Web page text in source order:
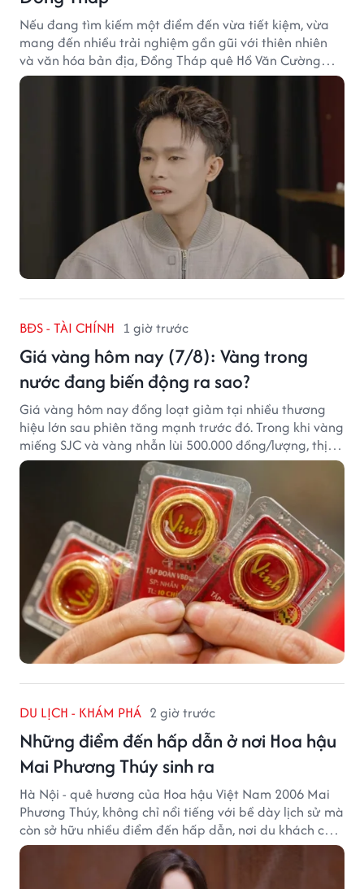
Nếu đang tìm kiếm một điểm đến vừa tiết kiệm, vừa
mang đến nhiều trải nghiệm gần gũi với thiên nhiên
và văn hóa bản địa, Đồng Tháp quê Hồ Văn Cường
chắc chắn là lựa chọn đáng cân nhắc.
BĐS - TÀI CHÍNH 1 giờ trước
Giá vàng hôm nay (7/8): Vàng trong
nước đang biến động ra sao?
Giá vàng hôm nay đồng loạt giảm tại nhiều thương
hiệu lớn sau phiên tăng mạnh trước đó. Trong khi vàng
miếng SJC và vàng nhẫn lùi 500.000 đồng/lượng, thị
trường vẫn duy trì mặt bằng giá cao, với sự chênh
lệch đáng kể giữa các doanh nghiệp.
DU LỊCH - KHÁM PHÁ 2 giờ trước
Những điểm đến hấp dẫn ở nơi Hoa hậu
Mai Phương Thúy sinh ra
Hà Nội - quê hương của Hoa hậu Việt Nam 2006 Mai
Phương Thúy, không chỉ nổi tiếng với bề dày lịch sử mà
còn sở hữu nhiều điểm đến hấp dẫn, nơi du khách có
thể cảm nhận trọn vẹn vẻ đẹp cổ kính xen lẫn nhịp
sống hiện đại của Thủ đô.